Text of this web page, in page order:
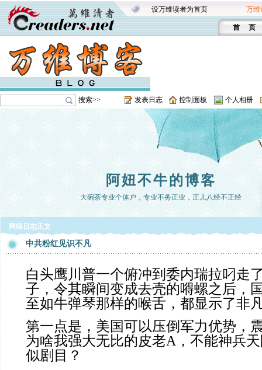
设万维读者为首页 万维
首 页
搜索>> 发表日志 控制面板 个人相册
阿妞不牛的博客
大碗茶专业个体户，专业不务正业，正儿八经不正经
网络日志正文
中共粉红见识不凡
白头鹰川普一个俯冲到委内瑞拉叼走
子，令其瞬间变成去壳的嘚螺之后，
至如牛弹琴那样的喉舌，都显示了非
第一点是，美国可以压倒军力优势，
为啥我强大无比的皮老A，不能神兵
似剧目？